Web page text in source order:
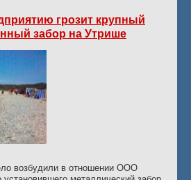
грозит крупный
забор на Утрише
возбудили в отношении ООО